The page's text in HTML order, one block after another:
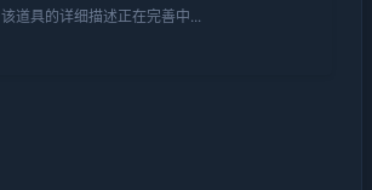
该道具的详细描述正在完善中...